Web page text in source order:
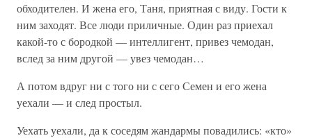
обходителен. И жена его, Таня, приятная с виду. Гости к
ним заходят. Все люди приличные. Один раз приехал
какой-то с бородкой — интеллигент, привез чемодан,
вслед за ним другой — увез чемодан…
А потом вдруг ни с того ни с сего Семен и его жена
уехали — и след простыл.
Уехать уехали, да к соседям жандармы повадились: «кто»